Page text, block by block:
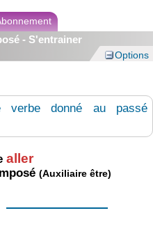
- S'entrainer
Options
verbe donné au passé
aller
(Auxiliaire être)